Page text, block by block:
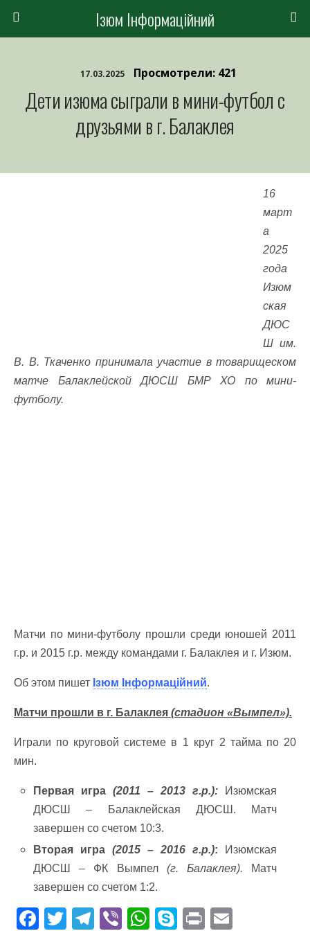
Ізюм Інформаційний
17.03.2025 Просмотрели: 421
Дети изюма сыграли в мини-футбол с
друзьями в г. Балаклея
16
март
а
2025
года
Изюм
ская
ДЮС
Ш им.
В. В. Ткаченко принимала участие в товарищеском
матче Балаклейской ДЮСШ БМР ХО по мини-
футболу.
Матчи по мини-футболу прошли среди юношей 2011
г.р. и 2015 г.р. между командами г. Балаклея и г. Изюм.
Об этом пишет Ізюм Інформаційний.
Матчи прошли в г. Балаклея (стадион «Вымпел»).
Играли по круговой системе в 1 круг 2 тайма по 20
мин.
Первая игра (2011 – 2013 г.р.):Изюмская
ДЮСШ – Балаклейская ДЮСШ. Матч
завершен со счетом 10:3.
Вторая игра(2015 – 2016 г.р.): Изюмская
ДЮСШ – ФК Вымпел (г. Балаклея). Матч
завершен со счетом 1:2.
F T T Vi W S Pr